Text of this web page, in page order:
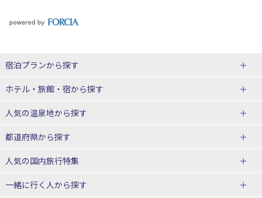
宿泊プランから探す
北海道
東北
青森県
宮城県
山形県
ホテル・旅館・宿から探す
北海道ホテル・旅館
青森県ホテル・旅館
宮城県ホテル・旅館
人気の温泉地から探す
北海道
湯の川温泉(北海道)
十勝川温泉(北海道)
都道府県から探す
北海道旅行・ツアー
人気の国内旅行特集
東京ディズニーリゾート®への旅
ユニバーサル・スタジオ・ジャパ
一緒に行く人から探す